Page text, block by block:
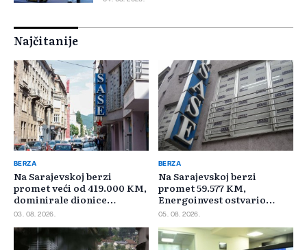
Najčitanije
BERZA
Na Sarajevskoj berzi
promet veći od 419.000 KM,
dominirale dionice
Privredne banke Sarajevo
03. 08. 2026.
BERZA
Na Sarajevskoj berzi
promet 59.577 KM,
Energoinvest ostvario
najveći promet
05. 08. 2026.